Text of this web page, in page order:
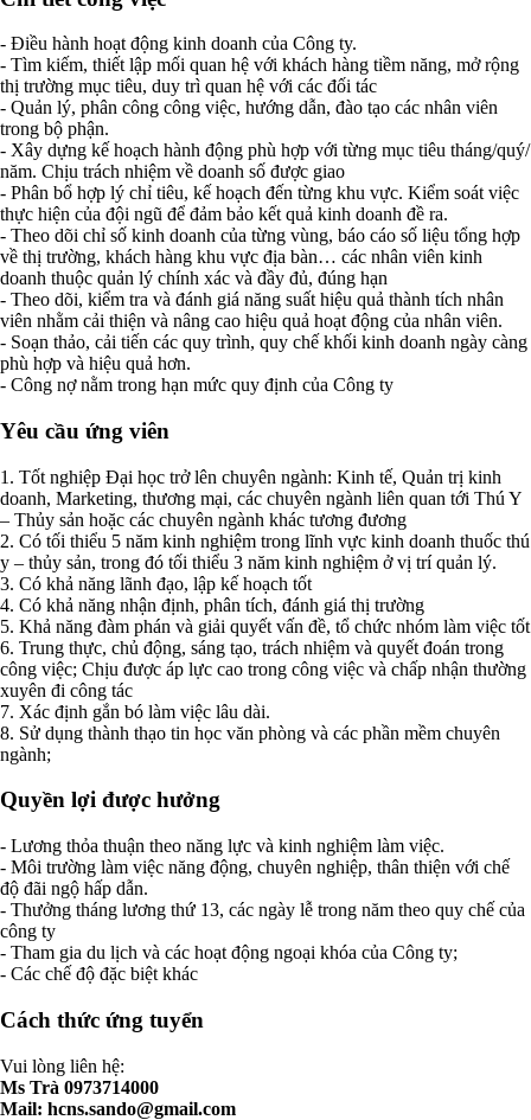
- Điều hành hoạt động kinh doanh của Công ty.
- Tìm kiếm, thiết lập mối quan hệ với khách hàng tiềm năng, mở rộng
thị trường mục tiêu, duy trì quan hệ với các đối tác
- Quản lý, phân công công việc, hướng dẫn, đào tạo các nhân viên
trong bộ phận.
- Xây dựng kế hoạch hành động phù hợp với từng mục tiêu tháng/quý/
năm. Chịu trách nhiệm về doanh số được giao
- Phân bổ hợp lý chỉ tiêu, kế hoạch đến từng khu vực. Kiểm soát việc
thực hiện của đội ngũ để đảm bảo kết quả kinh doanh đề ra.
- Theo dõi chỉ số kinh doanh của từng vùng, báo cáo số liệu tổng hợp
về thị trường, khách hàng khu vực địa bàn… các nhân viên kinh
doanh thuộc quản lý chính xác và đầy đủ, đúng hạn
- Theo dõi, kiểm tra và đánh giá năng suất hiệu quả thành tích nhân
viên nhằm cải thiện và nâng cao hiệu quả hoạt động của nhân viên.
- Soạn thảo, cải tiến các quy trình, quy chế khối kinh doanh ngày càng
phù hợp và hiệu quả hơn.
- Công nợ nằm trong hạn mức quy định của Công ty
Yêu cầu ứng viên
1. Tốt nghiệp Đại học trở lên chuyên ngành: Kinh tế, Quản trị kinh
doanh, Marketing, thương mại, các chuyên ngành liên quan tới Thú Y
– Thủy sản hoặc các chuyên ngành khác tương đương
2. Có tối thiểu 5 năm kinh nghiệm trong lĩnh vực kinh doanh thuốc thú
y – thủy sản, trong đó tối thiểu 3 năm kinh nghiệm ở vị trí quản lý.
3. Có khả năng lãnh đạo, lập kế hoạch tốt
4. Có khả năng nhận định, phân tích, đánh giá thị trường
5. Khả năng đàm phán và giải quyết vấn đề, tổ chức nhóm làm việc tốt
6. Trung thực, chủ động, sáng tạo, trách nhiệm và quyết đoán trong
công việc; Chịu được áp lực cao trong công việc và chấp nhận thường
xuyên đi công tác
7. Xác định gắn bó làm việc lâu dài.
8. Sử dụng thành thạo tin học văn phòng và các phần mềm chuyên
ngành;
Quyền lợi được hưởng
- Lương thỏa thuận theo năng lực và kinh nghiệm làm việc.
- Môi trường làm việc năng động, chuyên nghiệp, thân thiện với chế
độ đãi ngộ hấp dẫn.
- Thưởng tháng lương thứ 13, các ngày lễ trong năm theo quy chế của
công ty
- Tham gia du lịch và các hoạt động ngoại khóa của Công ty;
- Các chế độ đặc biệt khác
Cách thức ứng tuyển
Vui lòng liên hệ:
Ms Trà 0973714000
Mail: hcns.sando@gmail.com